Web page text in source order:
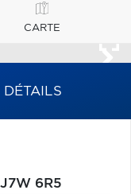
CARTE
DÉTAILS
J7W 6R5